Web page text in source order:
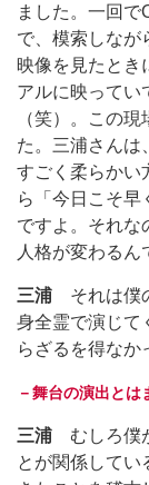
ました。一回
で、模索しなが
映像を見たとき
アルに映ってい
（笑）。この
た。三浦さんは
すごく柔らかい
ら「今日こそ早
ですよ。それな
人格が変わるん
三浦 それは僕
身全霊で演じて
らざるを得なか
－舞台の演出とは
三浦 むしろ僕
とが関係してい